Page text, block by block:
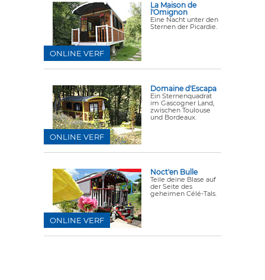
La Maison de
l'Omignon
Eine Nacht unter den
Sternen der Picardie.
ONLINE VERF
Domaine d'Escapa
Ein Sternenquadrat
im Gascogner Land,
zwischen Toulouse
und Bordeaux.
ONLINE VERF
Noct'en Bulle
Teile deine Blase auf
der Seite des
geheimen Célé-Tals.
ONLINE VERF